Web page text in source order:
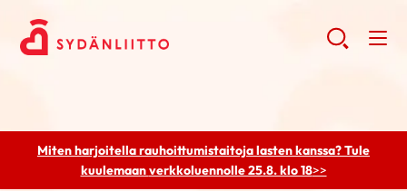
Miten harjoitella rauhoittumistaitoja lasten kanssa? Tule
kuulemaanverkkoluennolle 25.8. klo 18>>